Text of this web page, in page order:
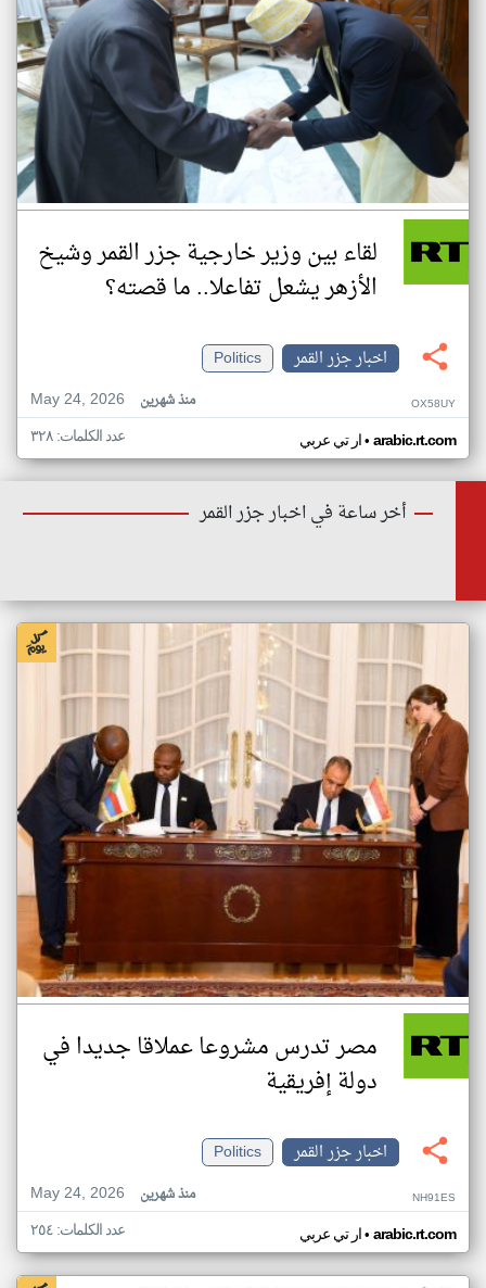
لقاء بين وزير خارجية جزر القمر وشيخ
الأزهر يشعل تفاعلا.. ما قصته؟
اخبار جزر القمر
Politics
May 24, 2026
منذ شهرين OX58UY
ار تي عربي• arabic.rt.com عدد الكلمات: ٣٢٨
أخر ساعة في اخبار جزر القمر
مصر تدرس مشروعا عملاقا جديدا في
دولة إفريقية
اخبار جزر القمر
Politics
May 24, 2026
منذ شهرين NH91ES
ار تي عربي• arabic.rt.com عدد الكلمات: ٢٥٤